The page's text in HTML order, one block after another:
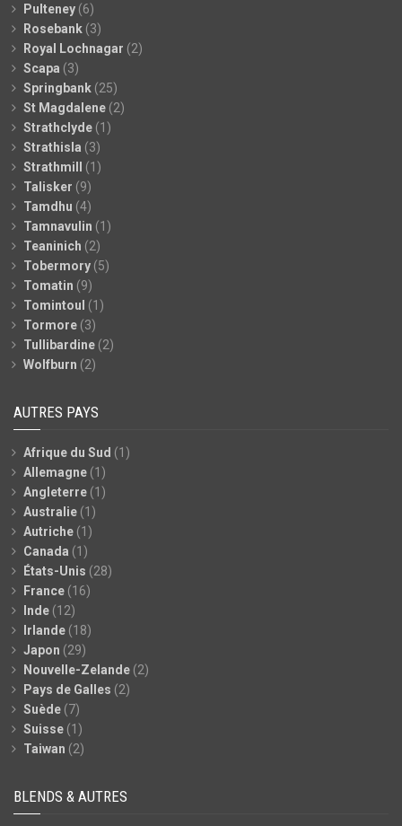
Pulteney (6)
Rosebank (3)
Royal Lochnagar (2)
Scapa (3)
Springbank (25)
St Magdalene (2)
Strathclyde (1)
Strathisla (3)
Strathmill
(1)
Talisker (9)
Tamdhu (4)
Tamnavulin (1)
Teaninich (2)
Tobermory (5)
Tomatin (9)
Tomintoul (1)
Tormore (3)
Tullibardine (2)
Wolfburn (2)
AUTRES PAYS
Afrique du Sud (1)
Allemagne (1)
Angleterre (1)
Australie (1)
Autriche (1)
Canada (1)
États-Unis (28)
France (16)
Inde (12)
Irlande (18)
Japon (29)
Nouvelle-Zelande (2)
Pays de Galles (2)
Suède (7)
Suisse (1)
Taiwan (2)
BLENDS & AUTRES